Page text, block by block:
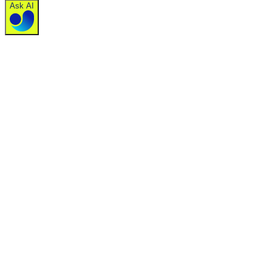
Ask AI